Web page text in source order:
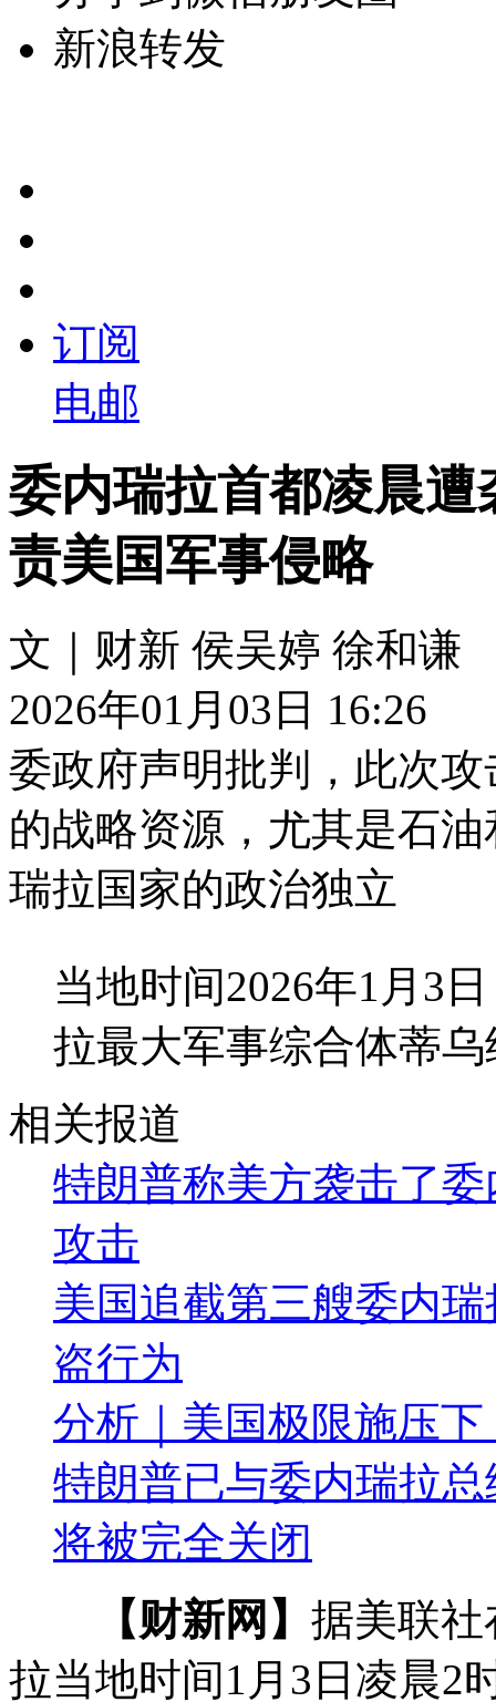
新浪转发
订阅
电邮
委内瑞拉首都凌晨
责美国军事侵略
文｜财新 侯吴婷 徐和谦
2026年01月03日 16:26
委政府声明批判，此次
的战略资源，尤其是石
瑞拉国家的政治独立
当地时间2026年1月3
拉最大军事综合体蒂
相关报道
特朗普称美方袭击了
攻击
美国追截第三艘委内
盗行为
分析｜美国极限施压
特朗普已与委内瑞拉
将被完全关闭
【财新网】 据美联
拉当地时间1月3日凌晨2